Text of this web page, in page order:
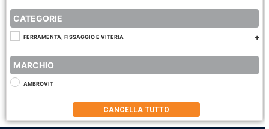
CATEGORIE
FERRAMENTA, FISSAGGIO E VITERIA
MARCHIO
AMBROVIT
CANCELLA TUTTO